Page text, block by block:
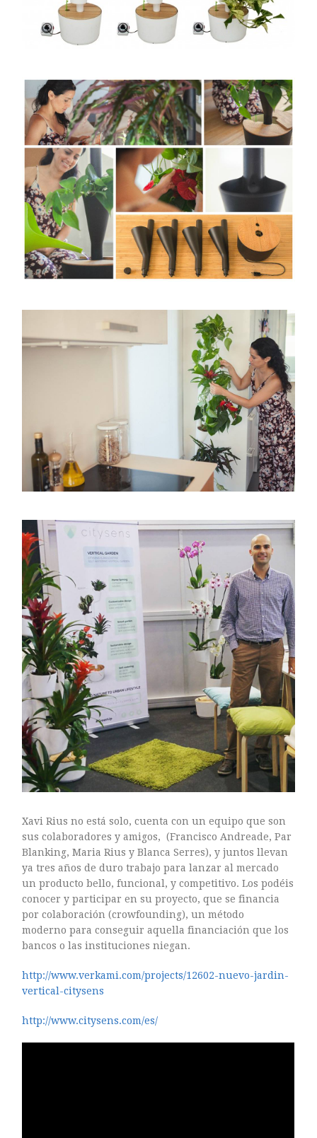
Xavi Rius no está solo, cuenta con un equipo que son
sus colaboradores y amigos, (Francisco Andreade, Par
Blanking, Maria Rius y Blanca Serres), y juntos llevan
ya tres años de duro trabajo para lanzar al mercado
un producto bello, funcional, y competitivo. Los podéis
conocer y participar en su proyecto, que se financia
por colaboración (crowfounding), un método
moderno para conseguir aquella financiación que los
bancos o las instituciones niegan.
http://www.verkami.com/projects/12602-nuevo-jardin-
vertical-citysens
http://www.citysens.com/es/